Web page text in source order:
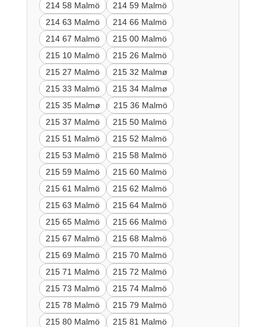
214 58 Malmö
214 59 Malmö
214 63 Malmö
214 66 Malmö
214 67 Malmö
215 00 Malmö
215 10 Malmö
215 26 Malmö
215 27 Malmö
215 32 Malmø
215 33 Malmö
215 34 Malmø
215 35 Malmø
215 36 Malmö
215 37 Malmö
215 50 Malmö
215 51 Malmö
215 52 Malmö
215 53 Malmö
215 58 Malmö
215 59 Malmö
215 60 Malmö
215 61 Malmö
215 62 Malmö
215 63 Malmö
215 64 Malmö
215 65 Malmö
215 66 Malmö
215 67 Malmö
215 68 Malmö
215 69 Malmö
215 70 Malmö
215 71 Malmö
215 72 Malmö
215 73 Malmö
215 74 Malmö
215 78 Malmö
215 79 Malmö
215 80 Malmö
215 81 Malmö